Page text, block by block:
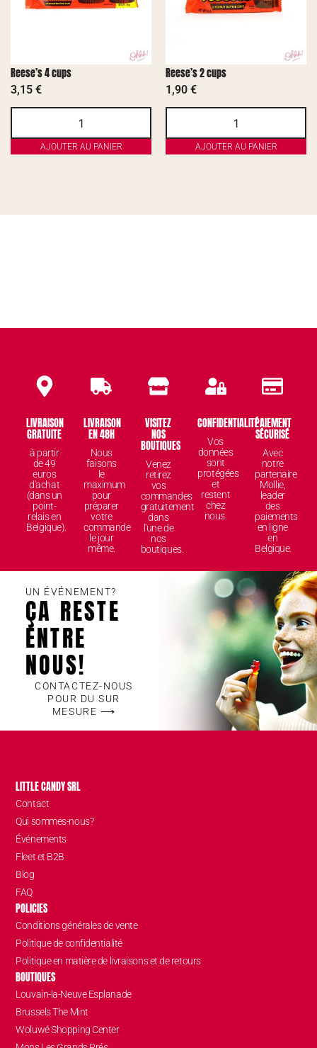
Reese’s 4 cups
3,15 €
AJOUTER AU PANIER
Reese’s 2 cups
1,90 €
AJOUTER AU PANIER
LIVRAISON
GRATUITE
à partir
de 49
euros
d'achat
(dans un
point-
relais en
Belgique).
LIVRAISON
EN 48H
Nous
faisons
le
maximum
pour
préparer
votre
commande
le jour
même.
VISITEZ
NOS
BOUTIQUES
Venez
retirez
vos
commandes
gratuitement
dans
l'une de
nos
boutiques.
CONFIDENTIALITÉ
Vos
données
sont
protégées
et
restent
chez
nous.
PAIEMENT
SÉCURISÉ
Avec
notre
partenaire
Mollie,
leader
des
paiements
en ligne
en
Belgique.
UN ÉVÉNEMENT?
ÇA RESTE
ENTRE
NOUS!
CONTACTEZ-NOUS
POUR DU SUR
MESURE ⟶
LITTLE CANDY SRL
Contact
Qui sommes-nous?
Événements
Fleet et B2B
Blog
FAQ
POLICIES
Conditions générales de vente
Politique de confidentialité
Politique en matière de livraisons et de retours
BOUTIQUES
Louvain-la-Neuve Esplanade
Brussels The Mint
Woluwé Shopping Center